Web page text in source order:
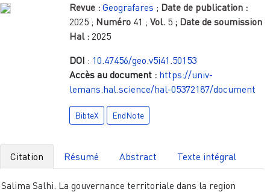
Revue :Geografares ; Date de publication :
2025 ; Numéro 41 ;Vol. 5 ; Date de soumission
Hal : 2025
DOI : 10.47456/geo.v5i41.50153
Accès au document : https://univ-
lemans.hal.science/hal-05372187/document
BibteX EndNote
Citation Résumé Abstract Texte intégral
Salima Salhi. La gouvernance territoriale dans la region